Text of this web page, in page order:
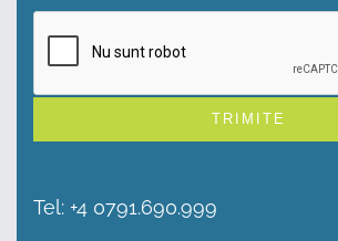
Tel: +4 0791.690.999